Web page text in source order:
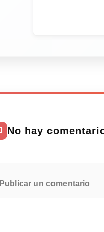
No hay
Publicar un comentario